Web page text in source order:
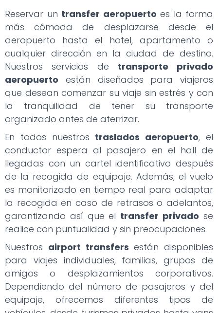
Reservar un transfer aeropuerto es la forma
más cómoda de desplazarse desde el
aeropuerto hasta el hotel, apartamento o
cualquier dirección en la ciudad de destino.
Nuestros servicios de transporte privado
aeropuerto están diseñados para viajeros
que desean comenzar su viaje sin estrés y con
la tranquilidad de tener su transporte
organizado antes de aterrizar.
En todos nuestros traslados aeropuerto, el
conductor espera al pasajero en el hall de
llegadas con un cartel identificativo después
de la recogida de equipaje. Además, el vuelo
es monitorizado en tiempo real para adaptar
la recogida en caso de retrasos o adelantos,
garantizando así que el transfer privado se
realice con puntualidad y sin preocupaciones.
Nuestros airport transfers están disponibles
para viajes individuales, familias, grupos de
amigos o desplazamientos corporativos.
Dependiendo del número de pasajeros y del
equipaje, ofrecemos diferentes tipos de